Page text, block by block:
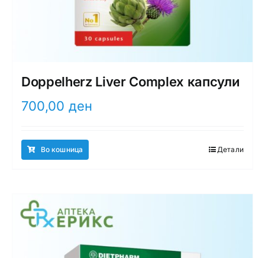
Doppelherz Liver Complex капсули
700,00 ден
Во кошница Детали